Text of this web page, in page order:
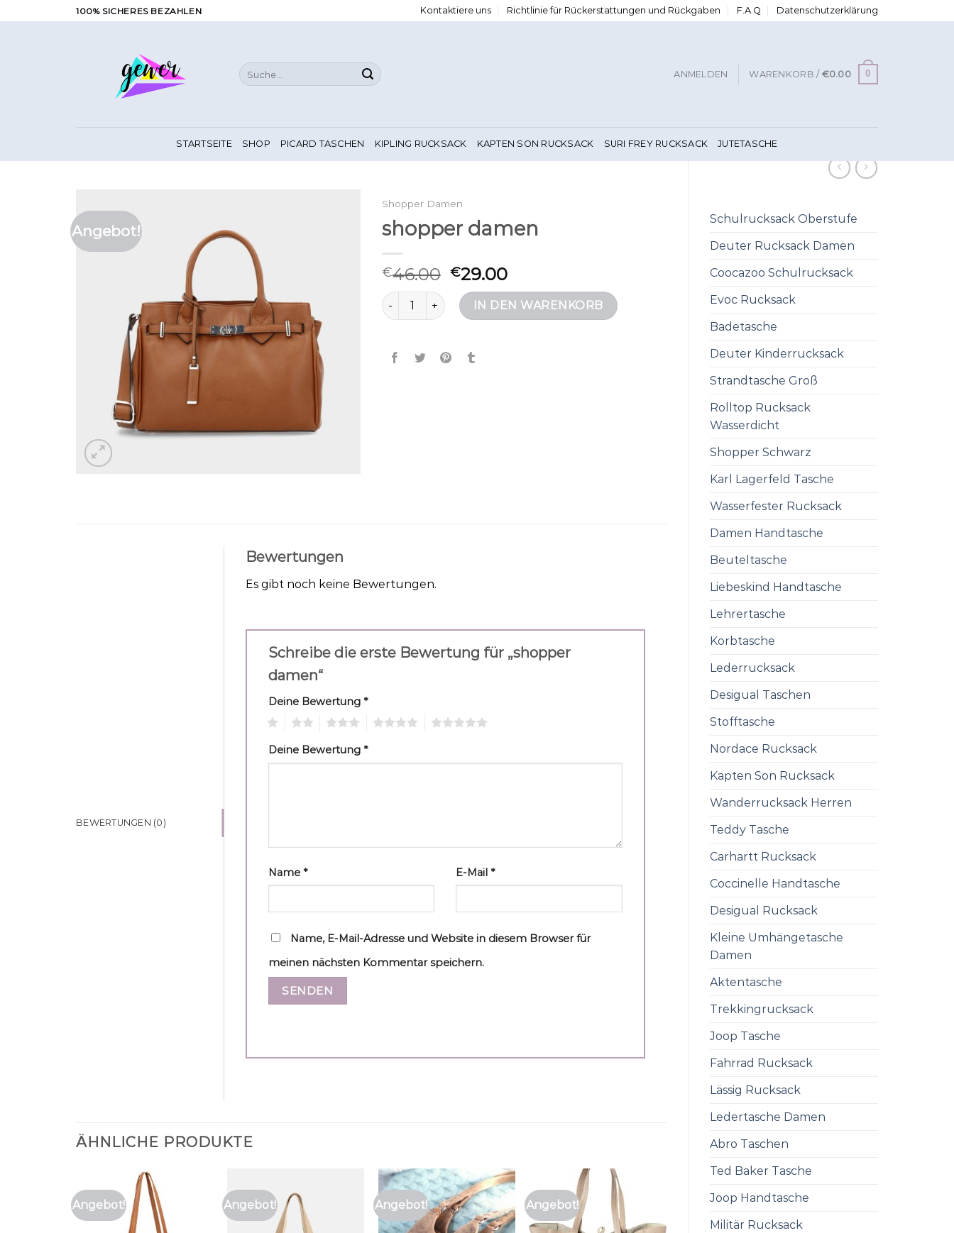
Inhalt
100% SICHERES BEZAHLEN Kontaktiere uns Richtlinie für Rückerstattungen und Rückgaben F.A.Q Datenschutzerklärung
Suche
nach:
ANMELDEN WARENKORB / €0.00 0
STARTSEITE SHOP PICARD TASCHEN KIPLING RUCKSACK KAPTEN SON RUCKSACK SURI FREY RUCKSACK JUTETASCHE
Schulrucksack Oberstufe
Deuter Rucksack Damen
Coocazoo Schulrucksack
Evoc Rucksack
Badetasche
Deuter Kinderrucksack
Strandtasche Groß
Rolltop Rucksack
Wasserdicht
Shopper Schwarz
Karl Lagerfeld Tasche
Wasserfester Rucksack
Damen Handtasche
Beuteltasche
Liebeskind Handtasche
Lehrertasche
Korbtasche
Lederrucksack
Desigual Taschen
Stofftasche
Nordace Rucksack
Kapten Son Rucksack
Wanderrucksack Herren
Teddy Tasche
Carhartt Rucksack
Coccinelle Handtasche
Desigual Rucksack
Kleine Umhängetasche
Damen
Aktentasche
Trekkingrucksack
Joop Tasche
Fahrrad Rucksack
Lässig Rucksack
Ledertasche Damen
Abro Taschen
Ted Baker Tasche
Joop Handtasche
Militär Rucksack
Angebot!
Shopper Damen
shopper damen
€46.00 €29.00
shopper damen MengeIN DEN WARENKORB
BEWERTUNGEN (0)
Bewertungen
Es gibt noch keine Bewertungen.
Schreibe die erste Bewertung für „shopper
damen“
Deine Bewertung *
Deine Bewertung *
Name * E-Mail*
Name, E-Mail-Adresse und Website in diesem Browser für
meinen nächsten Kommentar speichern.
ÄHNLICHE PRODUKTE
Angebot! Angebot! Angebot! Angebot!